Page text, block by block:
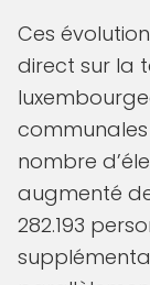
Ces
direct sur la
communales
nombre
augmenté de
282.193